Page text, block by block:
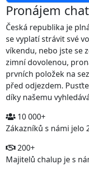
Pronájem
Česká republika je
se vyplatí strávit své
víkendu, nebo jste se
zimní dovolenou,
prvních položek na
před odjezdem.
díky našemu
10 000+
Zákazníků s námi jelo
200+
Majitelů chalup je s